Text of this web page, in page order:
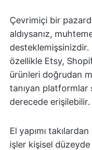
Çevrimiçi bir
aldıysanız,
özellikle Etsy,
ürünleri doğrudan
tanıyan platformlar
derecede erişilebilir.
El yapımı
işler kişisel düzeyde